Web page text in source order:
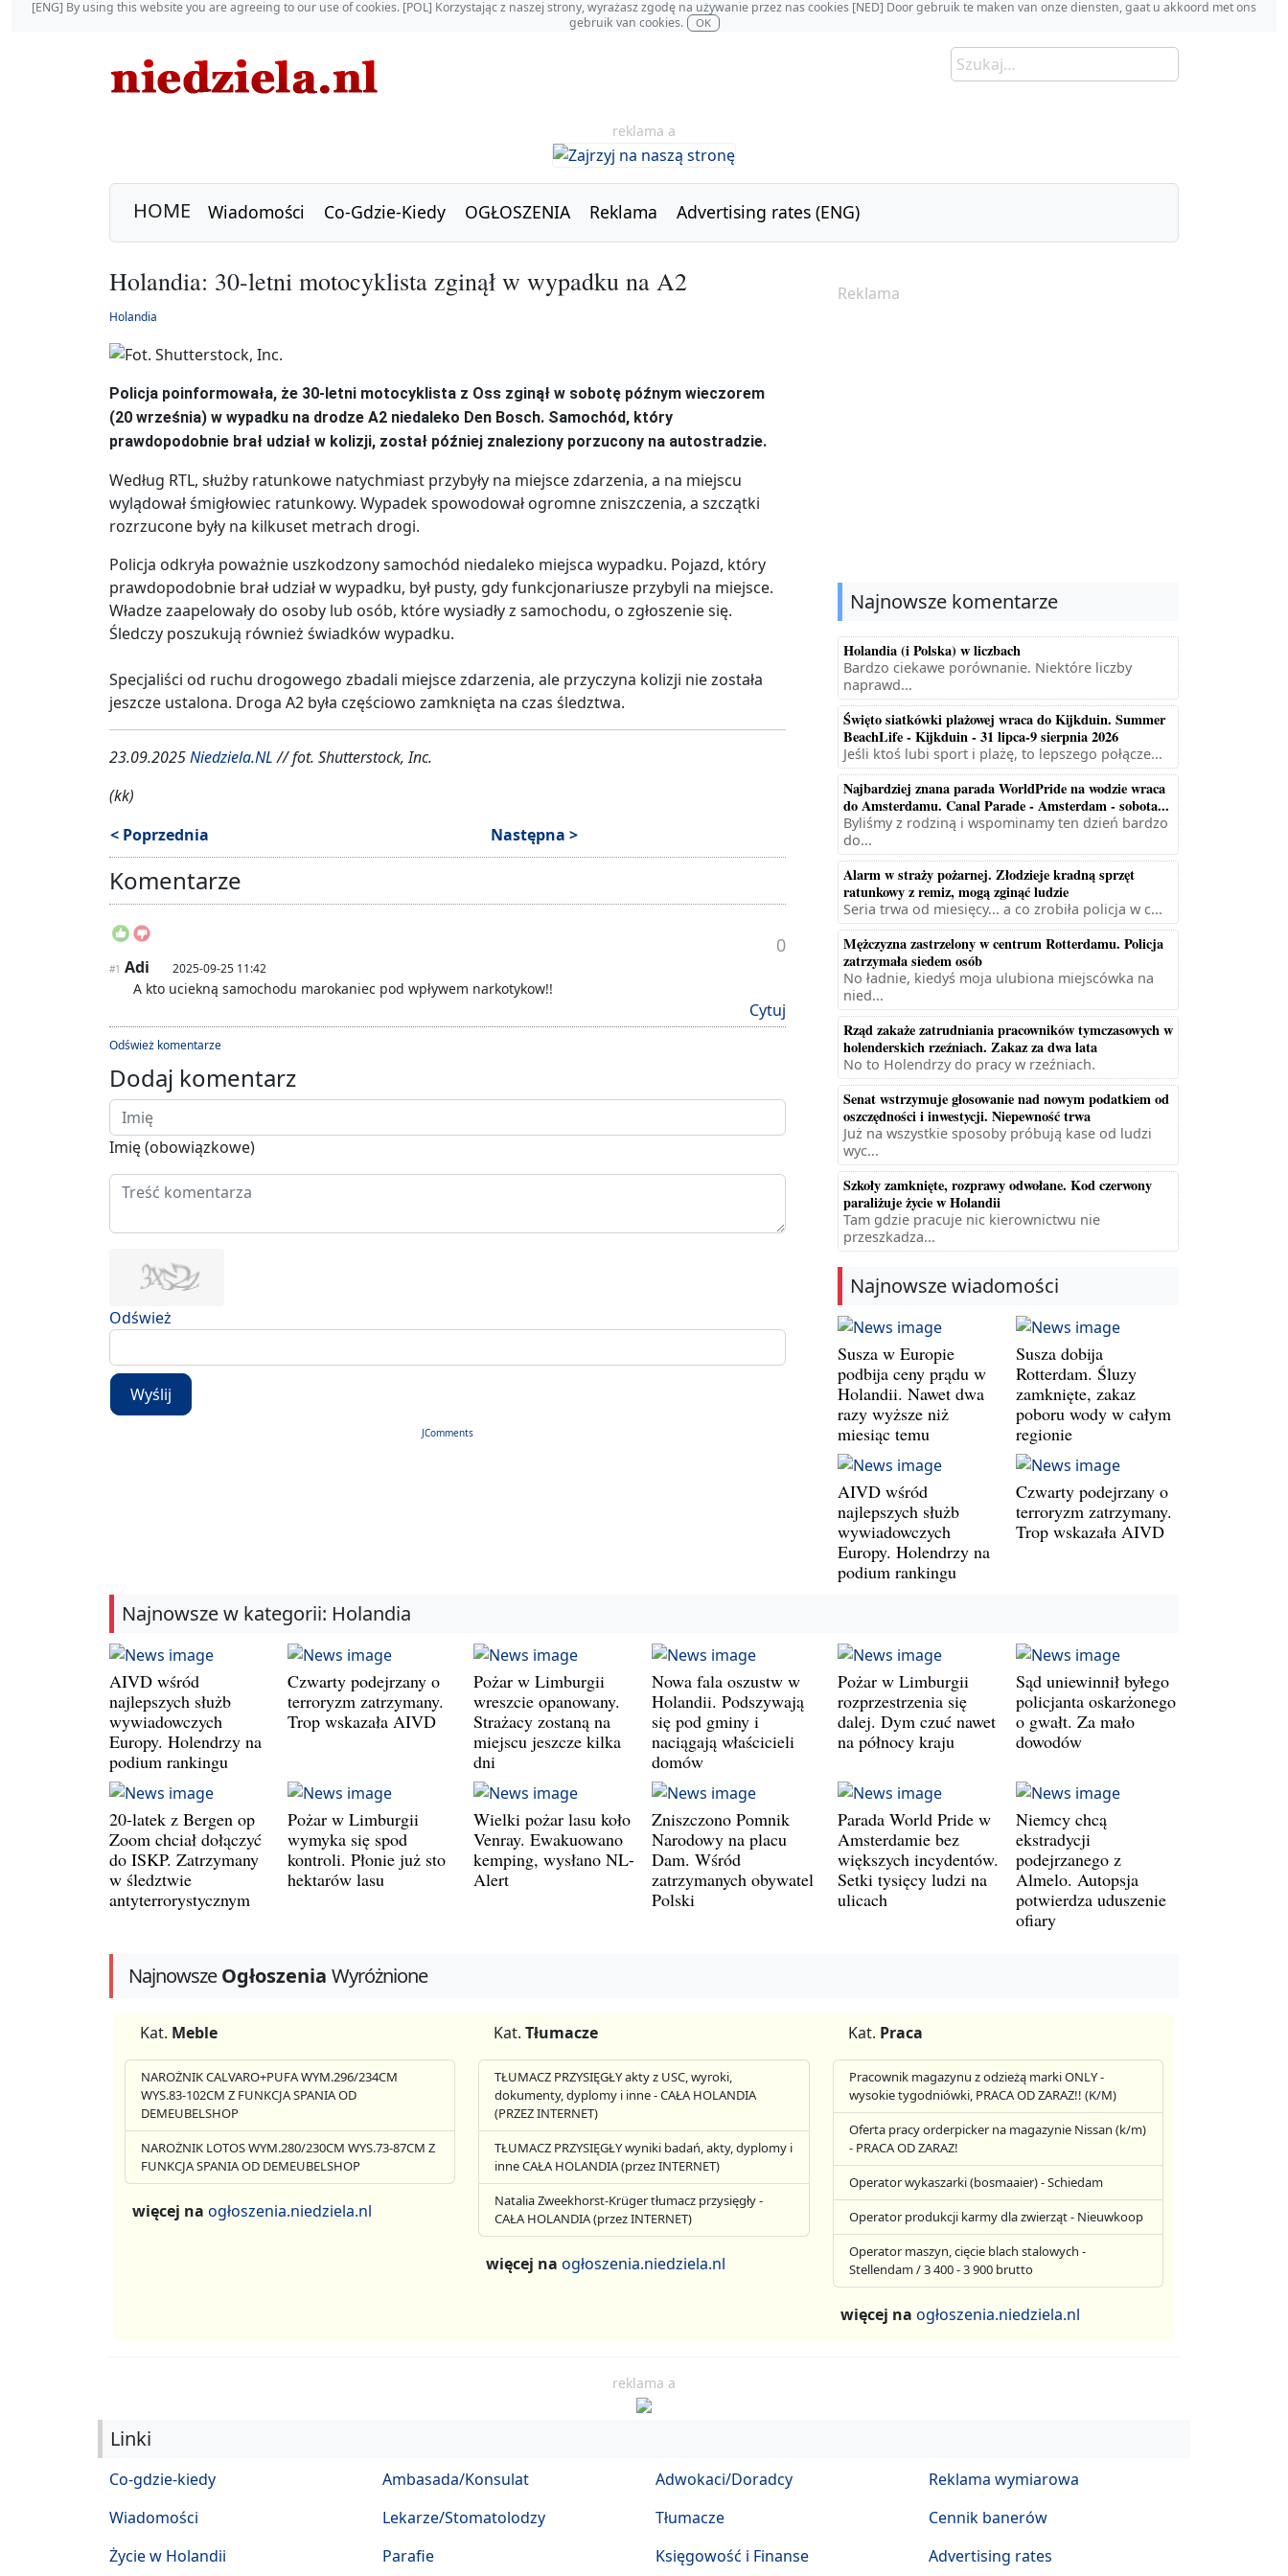
[ENG] By using this website you are agreeing to our use of cookies. [POL] Korzystając z naszej strony, wyrażasz zgodę na używanie przez nas cookies [NED] Door gebruik te maken van onze diensten, gaat u akkoord met ons
gebruik van cookies.
OK
reklama a
HOME Wiadomości Co-Gdzie-Kiedy OGŁOSZENIA Reklama Advertising rates (ENG)
Holandia: 30-letni motocyklista zginął w wypadku na A2
Holandia
Policja poinformowała, że 30-letni motocyklista z Oss zginął w sobotę późnym wieczorem
(20 września) w wypadku na drodze A2 niedaleko Den Bosch. Samochód, który
prawdopodobnie brał udział w kolizji, został później znaleziony porzucony na autostradzie.
Według RTL, służby ratunkowe natychmiast przybyły na miejsce zdarzenia, a na miejscu
wylądował śmigłowiec ratunkowy. Wypadek spowodował ogromne zniszczenia, a szczątki
rozrzucone były na kilkuset metrach drogi.
Policja odkryła poważnie uszkodzony samochód niedaleko miejsca wypadku. Pojazd, który
prawdopodobnie brał udział w wypadku, był pusty, gdy funkcjonariusze przybyli na miejsce.
Władze zaapelowały do osoby lub osób, które wysiadły z samochodu, o zgłoszenie się.
Śledczy poszukują również świadków wypadku.
Specjaliści od ruchu drogowego zbadali miejsce zdarzenia, ale przyczyna kolizji nie została
jeszcze ustalona. Droga A2 była częściowo zamknięta na czas śledztwa.
23.09.2025Niedziela.NL// fot. Shutterstock, Inc.
(kk)
< Poprzednia
Następna >
Komentarze
0
#1 Adi 2025-09-25 11:42
A kto uciekną samochodu marokaniec pod wpływem narkotykow!!
Cytuj
Odśwież komentarze
Dodaj komentarz
Imię (obowiązkowe)
Odśwież
Wyślij
JComments
Reklama
Najnowsze komentarze
Holandia (i Polska) w liczbach
Bardzo ciekawe porównanie. Niektóre liczby
naprawd...
Święto siatkówki plażowej wraca do Kijkduin. Summer
BeachLife - Kijkduin - 31 lipca-9 sierpnia 2026
Jeśli ktoś lubi sport i plażę, to lepszego połącze...
Najbardziej znana parada WorldPride na wodzie wraca
do Amsterdamu. Canal Parade - Amsterdam - sobota...
Byliśmy z rodziną i wspominamy ten dzień bardzo
do...
Alarm w straży pożarnej. Złodzieje kradną sprzęt
ratunkowy z remiz, mogą zginąć ludzie
Seria trwa od miesięcy... a co zrobiła policja w c...
Mężczyzna zastrzelony w centrum Rotterdamu. Policja
zatrzymała siedem osób
No ładnie, kiedyś moja ulubiona miejscówka na
nied...
Rząd zakaże zatrudniania pracowników tymczasowych w
holenderskich rzeźniach. Zakaz za dwa lata
No to Holendrzy do pracy w rzeźniach.
Senat wstrzymuje głosowanie nad nowym podatkiem od
oszczędności i inwestycji. Niepewność trwa
Już na wszystkie sposoby próbują kase od ludzi
wyc...
Szkoły zamknięte, rozprawy odwołane. Kod czerwony
paraliżuje życie w Holandii
Tam gdzie pracuje nic kierownictwu nie
przeszkadza...
Najnowsze wiadomości
Susza w Europie
podbija ceny prądu w
Holandii. Nawet dwa
razy wyższe niż
miesiąc temu
Susza dobija
Rotterdam. Śluzy
zamknięte, zakaz
poboru wody w całym
regionie
AIVD wśród
najlepszych służb
wywiadowczych
Europy. Holendrzy na
podium rankingu
Czwarty podejrzany o
terroryzm zatrzymany.
Trop wskazała AIVD
Najnowsze w kategorii: Holandia
AIVD wśród
najlepszych służb
wywiadowczych
Europy. Holendrzy na
podium rankingu
Czwarty podejrzany o
terroryzm zatrzymany.
Trop wskazała AIVD
Pożar w Limburgii
wreszcie opanowany.
Strażacy zostaną na
miejscu jeszcze kilka
dni
Nowa fala oszustw w
Holandii. Podszywają
się pod gminy i
naciągają właścicieli
domów
Pożar w Limburgii
rozprzestrzenia się
dalej. Dym czuć nawet
na północy kraju
Sąd uniewinnił byłego
policjanta oskarżonego
o gwałt. Za mało
dowodów
20-latek z Bergen op
Zoom chciał dołączyć
do ISKP. Zatrzymany
w śledztwie
antyterrorystycznym
Pożar w Limburgii
wymyka się spod
kontroli. Płonie już sto
hektarów lasu
Wielki pożar lasu koło
Venray. Ewakuowano
kemping, wysłano NL-
Alert
Zniszczono Pomnik
Narodowy na placu
Dam. Wśród
zatrzymanych obywatel
Polski
Parada World Pride w
Amsterdamie bez
większych incydentów.
Setki tysięcy ludzi na
ulicach
Niemcy chcą
ekstradycji
podejrzanego z
Almelo. Autopsja
potwierdza uduszenie
ofiary
NajnowszeOgłoszenia Wyróżnione
Kat. Meble
NAROŻNIK CALVARO+PUFA WYM.296/234CM
WYS.83-102CM Z FUNKCJA SPANIA OD
DEMEUBELSHOP
NAROŻNIK LOTOS WYM.280/230CM WYS.73-87CM Z
FUNKCJA SPANIA OD DEMEUBELSHOP
więcej na ogłoszenia.niedziela.nl
Kat. Tłumacze
TŁUMACZ PRZYSIĘGŁY akty z USC, wyroki,
dokumenty, dyplomy i inne - CAŁA HOLANDIA
(PRZEZ INTERNET)
TŁUMACZ PRZYSIĘGŁY wyniki badań, akty, dyplomy i
inne CAŁA HOLANDIA (przez INTERNET)
Natalia Zweekhorst-Krüger tłumacz przysięgły -
CAŁA HOLANDIA (przez INTERNET)
więcej naogłoszenia.niedziela.nl
Kat. Praca
Pracownik magazynu z odzieżą marki ONLY -
wysokie tygodniówki, PRACA OD ZARAZ!! (K/M)
Oferta pracy orderpicker na magazynie Nissan (k/m)
- PRACA OD ZARAZ!
Operator wykaszarki (bosmaaier) - Schiedam
Operator produkcji karmy dla zwierząt - Nieuwkoop
Operator maszyn, cięcie blach stalowych -
Stellendam / 3 400 - 3 900 brutto
więcej na ogłoszenia.niedziela.nl
reklama a
Linki
Co-gdzie-kiedy
Wiadomości
Życie w Holandii
Ambasada/Konsulat
Lekarze/Stomatolodzy
Parafie
Adwokaci/Doradcy
Tłumacze
Księgowość i Finanse
Reklama wymiarowa
Cennik banerów
Advertising rates